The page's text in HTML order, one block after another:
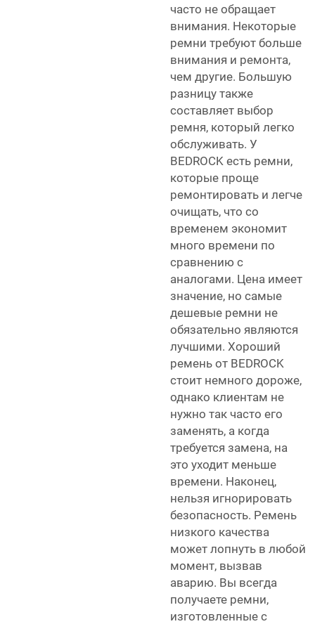
часто не обращает
внимания. Некоторые
ремни требуют больше
внимания и ремонта,
чем другие. Большую
разницу также
составляет выбор
ремня, который легко
обслуживать. У
BEDROCK есть ремни,
которые проще
ремонтировать и легче
очищать, что со
временем экономит
много времени по
сравнению с
аналогами. Цена имеет
значение, но самые
дешевые ремни не
обязательно являются
лучшими. Хороший
ремень от BEDROCK
стоит немного дороже,
однако клиентам не
нужно так часто его
заменять, а когда
требуется замена, на
это уходит меньше
времени. Наконец,
нельзя игнорировать
безопасность. Ремень
низкого качества
может лопнуть в любой
момент, вызвав
аварию. Вы всегда
получаете ремни,
изготовленные с